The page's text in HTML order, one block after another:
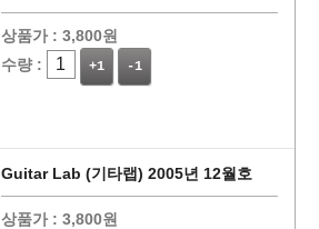
상품가 : 3,800원
수량 :
+1 -1
Guitar Lab (기타랩) 2005년 12월호
상품가 : 3,800원